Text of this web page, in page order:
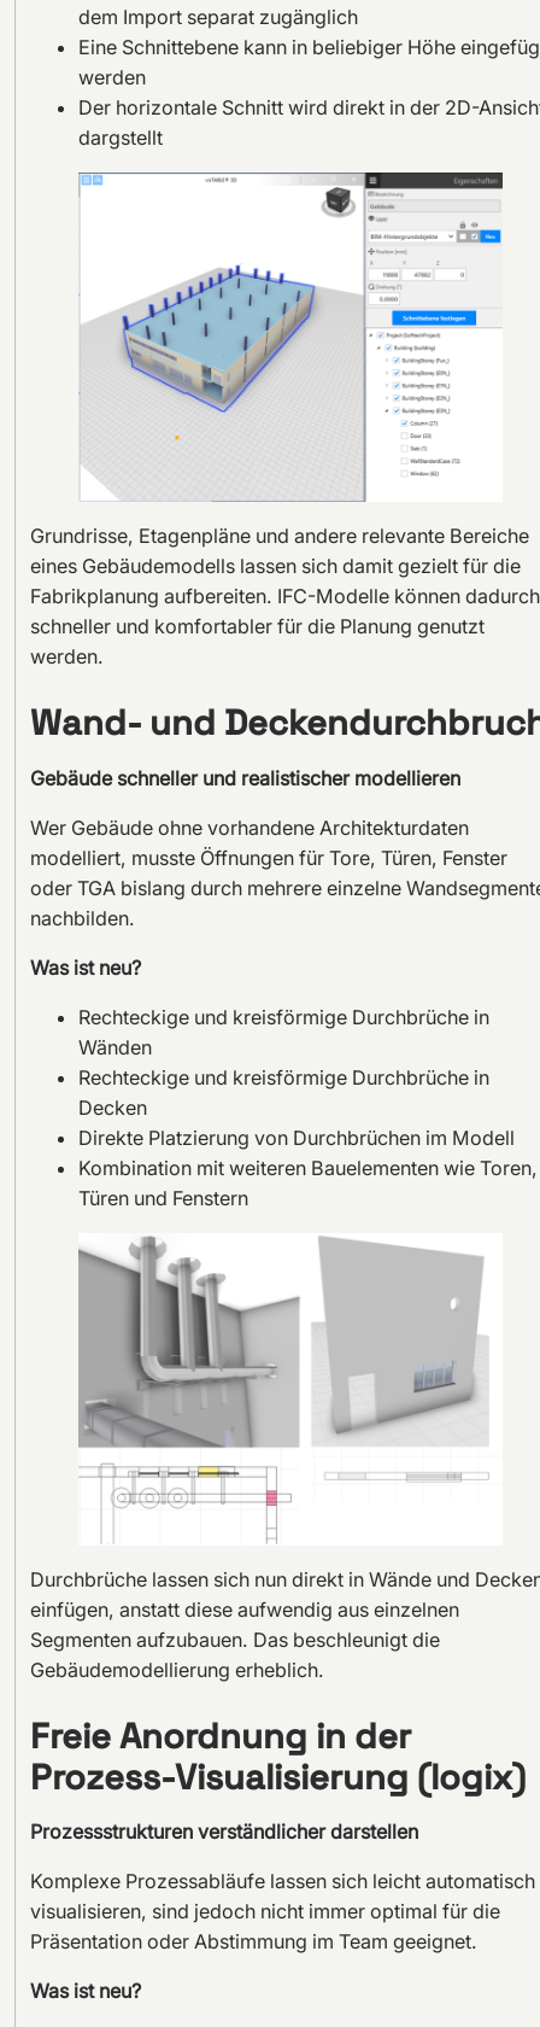
dem Import separat zugänglich
Eine Schnittebene kann in beliebiger Höhe
werden
Der horizontale Schnitt wird direkt in der 2D-
dargstellt
Grundrisse, Etagenpläne und andere relevante Bereiche
eines Gebäudemodells lassen sich damit gezielt für die
Fabrikplanung aufbereiten. IFC-Modelle können dadurch
schneller und komfortabler für die Planung genutzt
werden.
Wand- und
Gebäude schneller und realistischer modellieren
Wer Gebäude ohne vorhandene Architekturdaten
modelliert, musste Öffnungen für Tore, Türen, Fenster
oder TGA bislang durch mehrere einzelne
nachbilden.
Was ist neu?
Rechteckige und kreisförmige Durchbrüche in
Wänden
Rechteckige und kreisförmige Durchbrüche in
Decken
Direkte Platzierung von Durchbrüchen im Modell
Kombination mit weiteren Bauelementen wie Toren,
Türen und Fenstern
Durchbrüche lassen sich nun direkt in Wände und
einfügen, anstatt diese aufwendig aus einzelnen
Segmenten aufzubauen. Das beschleunigt die
Gebäudemodellierung erheblich.
Freie Anordnung in der
Prozess-Visualisierung (logix)
Prozessstrukturen verständlicher darstellen
Komplexe Prozessabläufe lassen sich leicht automatisch
visualisieren, sind jedoch nicht immer optimal für die
Präsentation oder Abstimmung im Team geeignet.
Was ist neu?